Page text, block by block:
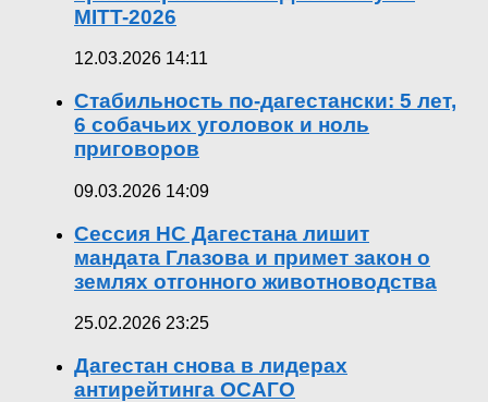
MITT-2026
12.03.2026 14:11
Стабильность по-дагестански: 5 лет,
6 собачьих уголовок и ноль
приговоров
09.03.2026 14:09
Сессия НС Дагестана лишит
мандата Глазова и примет закон о
землях отгонного животноводства
25.02.2026 23:25
Дагестан снова в лидерах
антирейтинга ОСАГО